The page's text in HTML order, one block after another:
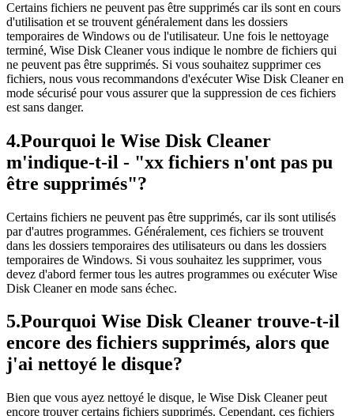
Certains fichiers ne peuvent pas être supprimés car ils sont en cours
d'utilisation et se trouvent généralement dans les dossiers
temporaires de Windows ou de l'utilisateur. Une fois le nettoyage
terminé, Wise Disk Cleaner vous indique le nombre de fichiers qui
ne peuvent pas être supprimés. Si vous souhaitez supprimer ces
fichiers, nous vous recommandons d'exécuter Wise Disk Cleaner en
mode sécurisé pour vous assurer que la suppression de ces fichiers
est sans danger.
4.Pourquoi le Wise Disk Cleaner
m'indique-t-il - "xx fichiers n'ont pas pu
être supprimés"?
Certains fichiers ne peuvent pas être supprimés, car ils sont utilisés
par d'autres programmes. Généralement, ces fichiers se trouvent
dans les dossiers temporaires des utilisateurs ou dans les dossiers
temporaires de Windows. Si vous souhaitez les supprimer, vous
devez d'abord fermer tous les autres programmes ou exécuter Wise
Disk Cleaner en mode sans échec.
5.Pourquoi Wise Disk Cleaner trouve-t-il
encore des fichiers supprimés, alors que
j'ai nettoyé le disque?
Bien que vous ayez nettoyé le disque, le Wise Disk Cleaner peut
encore trouver certains fichiers supprimés. Cependant, ces fichiers